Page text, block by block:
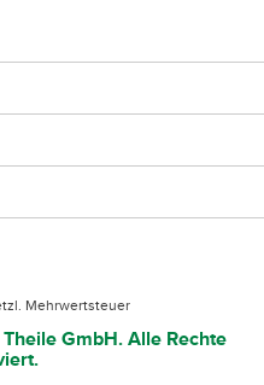
Mehrwertsteuer
GmbH. Alle Rechte